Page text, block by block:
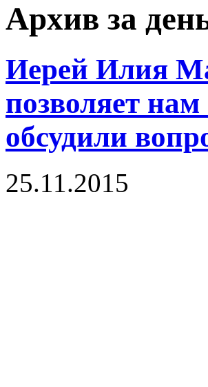
Архив за
Иерей Илия
позволяет
обсудили
25.11.2015